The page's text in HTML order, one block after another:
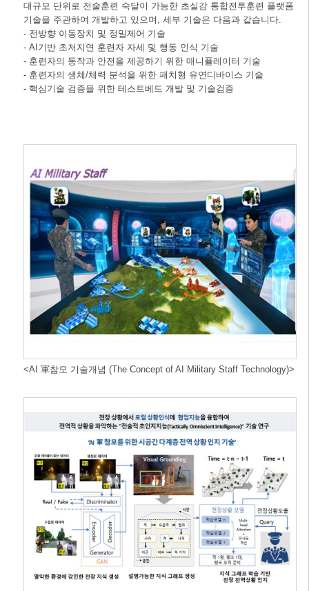
대규모 단위로 전술훈련 숙달이 가능한 초실감 통합전투훈련 플랫폼
기술을 주관하여 개발하고 있으며, 세부 기술은 다음과 같습니다.
- 전방향 이동장치 및 정밀제어 기술
- AI기반 초저지연 훈련자 자세 및 행동 인식 기술
- 훈련자의 동작과 안전을 제공하기 위한 매니퓰레이터 기술
- 훈련자의 생체/체력 분석을 위한 패치형 유연디바이스 기술
- 핵심기술 검증을 위한 테스트베드 개발 및 기술검증
<AI 軍참모 기술개념 (The Concept of AI Military Staff Technology)>